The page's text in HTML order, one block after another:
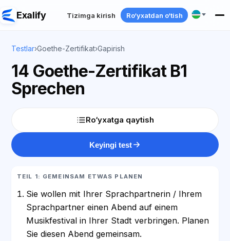
Exalify Tizimga kirish Ro‘yxatdan o‘tish
Testlar›Goethe-Zertifikat›Gapirish
14 Goethe-Zertifikat B1
Sprechen
Ro‘yxatga qaytish
Keyingi test
TEIL 1: GEMEINSAM ETWAS PLANEN
Sie wollen mit Ihrer Sprachpartnerin / Ihrem
Sprachpartner einen Abend auf einem
Musikfestival in Ihrer Stadt verbringen. Planen
Sie diesen Abend gemeinsam.